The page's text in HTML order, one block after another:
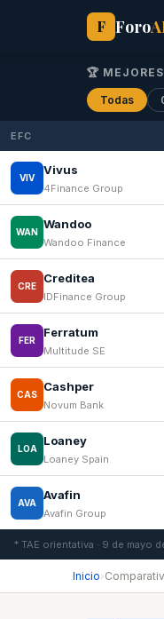
F Foro
🏆
Todas
EFC
VIV
Vivus
4Finance Group
WAN
Wandoo
Wandoo Finance
CRE
Creditea
IDFinance Group
FER
Ferratum
Multitude SE
CAS
Cashper
Novum Bank
LOA
Loaney
Loaney Spain
AVA
Avafin
Avafin Group
* TAE orientativa · 9 de mayo
Inicio›